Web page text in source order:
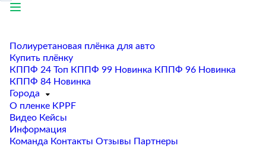
Полиуретановая плёнка для авто
Купить плёнку
КППФ 24 Топ КППФ 99 Новинка КППФ 96 Новинка
КППФ 84 Новинка
Города
О пленке KPPF
Видео Кейсы
Информация
Команда Контакты Отзывы Партнеры